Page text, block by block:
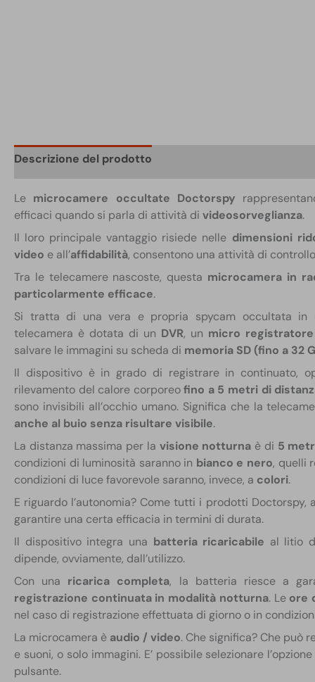
Descrizione del prodotto
Le microcamere occultate Doctorspy
efficaci quando si parla di attività di videosorveglianza.
Il loro principale vantaggio risiede nelle dimensioni
video e all’affidabilità, consentono una attività di
Tra le telecamere nascoste, questa microcamera in
particolarmente efficace.
Si tratta di una vera e propria spycam occultata in
telecamera è dotata di un DVR, un micro registratore
salvare le immagini su scheda di memoria SD (fino a 32
Il dispositivo è in grado di registrare in continuato,
rilevamento del calore corporeofino a 5 metri di
sono invisibili all’occhio umano. Significa che la
anche al buio senza risultare visibile.
La distanza massima per la visione notturna è di 5
condizioni di luminosità saranno in bianco e nero, quelli
condizioni di luce favorevole saranno, invece, a colori.
E riguardo l’autonomia? Come tutti i prodotti
garantire una certa efficacia in termini di durata.
Il dispositivo integra una batteria ricaricabile al litio
dipende, ovviamente, dall’utilizzo.
Con una ricarica completa, la batteria riesce a
registrazione continuata in modalità notturna. Le ore
nel caso di registrazione effettuata di giorno o in
La microcamera è audio / video. Che significa? Che può
e suoni, o solo immagini. E’ possibile selezionare
pulsante.